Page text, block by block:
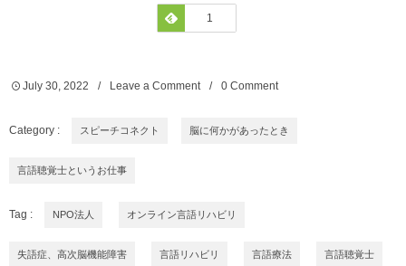
Feedly
1
July 30,2022 Leave a Comment 0 Comment
Category : スピーチコネクト 脳に何かがあったとき
言語聴覚士というお仕事
Tag : NPO法人 オンライン言語リハビリ
失語症、高次脳機能障害 言語リハビリ 言語療法 言語聴覚士